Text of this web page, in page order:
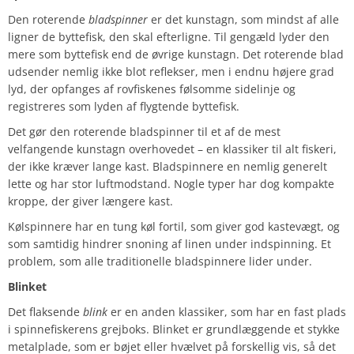
Den roterende bladspinner er det kunstagn, som mindst af alle
ligner de byttefisk, den skal efterligne. Til gengæld lyder den
mere som byttefisk end de øvrige kunstagn. Det roterende blad
udsender nemlig ikke blot reflekser, men i endnu højere grad
lyd, der opfanges af rovfiskenes følsomme sidelinje og
registreres som lyden af flygtende byttefisk.
Det gør den roterende bladspinner til et af de mest
velfangende kunstagn overhovedet – en klassiker til alt fiskeri,
der ikke kræver lange kast. Bladspinnere en nemlig generelt
lette og har stor luftmodstand. Nogle typer har dog kompakte
kroppe, der giver længere kast.
Kølspinnere har en tung køl fortil, som giver god kastevægt, og
som samtidig hindrer snoning af linen under indspinning. Et
problem, som alle traditionelle bladspinnere lider under.
Blinket
Det flaksende blink er en anden klassiker, som har en fast plads
i spinnefiskerens grejboks. Blinket er grundlæggende et stykke
metalplade, som er bøjet eller hvælvet på forskellig vis, så det